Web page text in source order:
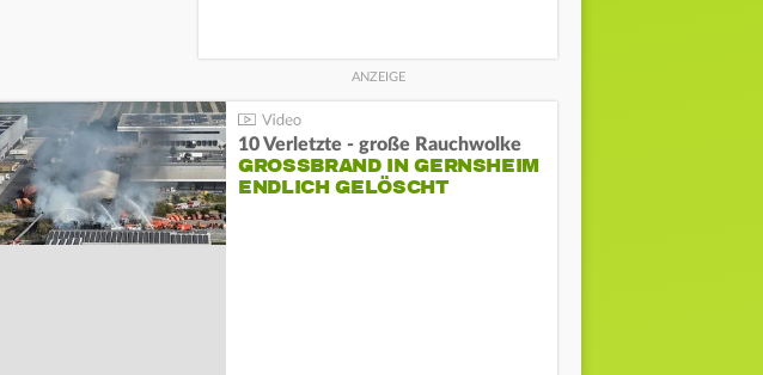
10 Verletzte - große Rauchwolke
GROSSBRAND IN GERNSHEIM E
NDLICH GELÖSCHT